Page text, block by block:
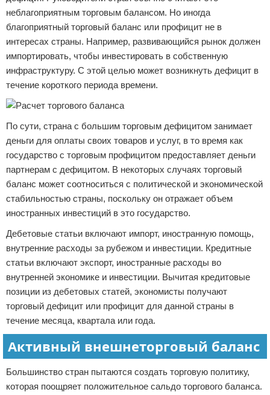
неблагоприятным торговым балансом. Но иногда
благоприятный торговый баланс или профицит не в
интересах страны. Например, развивающийся рынок должен
импортировать, чтобы инвестировать в собственную
инфраструктуру. С этой целью может возникнуть дефицит в
течение короткого периода времени.
По сути, страна с большим торговым дефицитом занимает
деньги для оплаты своих товаров и услуг, в то время как
государство с торговым профицитом предоставляет деньги
партнерам с дефицитом. В некоторых случаях торговый
баланс может соотноситься с политической и экономической
стабильностью страны, поскольку он отражает объем
иностранных инвестиций в это государство.
Дебетовые статьи включают импорт, иностранную помощь,
внутренние расходы за рубежом и инвестиции. Кредитные
статьи включают экспорт, иностранные расходы во
внутренней экономике и инвестиции. Вычитая кредитовые
позиции из дебетовых статей, экономисты получают
торговый дефицит или профицит для данной страны в
течение месяца, квартала или года.
Активный внешнеторговый баланс
Большинство стран пытаются создать торговую политику,
которая поощряет положительное сальдо торгового баланса.